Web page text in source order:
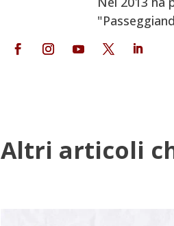
Altri articoli